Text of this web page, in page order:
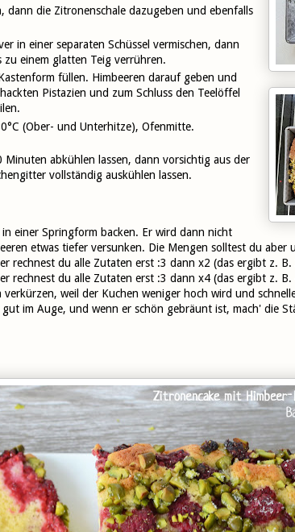
dann die Zitronenschale dazugeben und ebenfalls
in einer separaten Schüssel vermischen, dann
zu einem glatten Teig verrühren.
füllen. Himbeeren darauf geben und
Pistazien und zum Schluss den Teelöffel
(Ober- und Unterhitze), Ofenmitte.
Minuten abkühlen lassen, dann vorsichtig aus der
vollständig auskühlen lassen.
einer Springform backen. Er wird dann nicht
etwas tiefer versunken. Die Mengen solltest du aber
rechnest du alle Zutaten erst :3 dann x2 (das ergibt z.
rechnest du alle Zutaten erst :3 dann x4 (das ergibt z. B.
weil der Kuchen weniger hoch wird und
im Auge, und wenn er schön gebräunt ist, mach' die